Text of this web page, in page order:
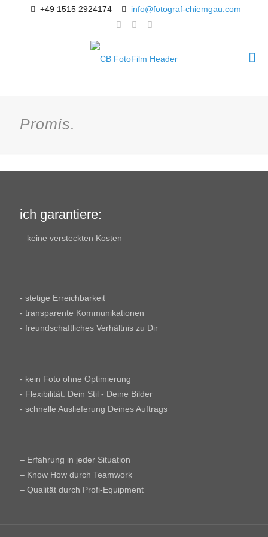
+49 1515 2924174 info@fotograf-chiemgau.com
Promis.
ich garantiere:
– keine versteckten Kosten
- stetige Erreichbarkeit
- transparente Kommunikationen
- freundschaftliches Verhältnis zu Dir
- kein Foto ohne Optimierung
- Flexibilität: Dein Stil - Deine Bilder
- schnelle Auslieferung Deines Auftrags
– Erfahrung in jeder Situation
– Know How durch Teamwork
– Qualität durch Profi-Equipment